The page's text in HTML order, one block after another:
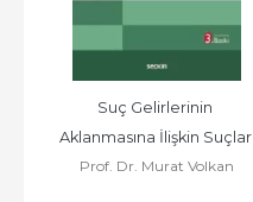
Suç Gelirlerinin
Aklanmasına İlişkin Suçlar
ve Yaptırımlar
Prof. Dr. Murat Volkan